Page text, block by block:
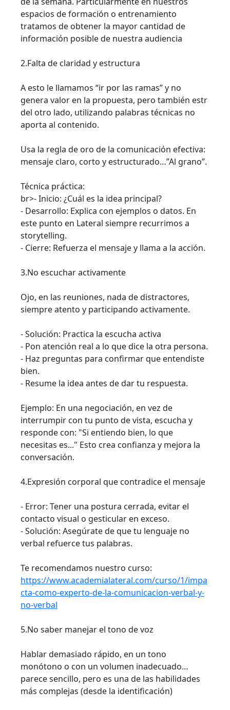
espacios de formación o entrenamiento
tratamos de obtener la mayor cantidad de
información posible de nuestra audiencia
2.Falta de claridad y estructura
A esto le llamamos “ir por las ramas” y no
genera valor en la propuesta, pero también estr
del otro lado, utilizando palabras técnicas no
aporta al contenido.
Usa la regla de oro de la comunicación efectiva:
mensaje claro, corto y estructurado…”Al grano”.
Técnica práctica:
br>- Inicio: ¿Cuál es la idea principal?
- Desarrollo: Explica con ejemplos o datos. En
este punto en Lateral siempre recurrimos a
storytelling.
- Cierre: Refuerza el mensaje y llama a la acción.
3.No escuchar activamente
Ojo, en las reuniones, nada de distractores,
siempre atento y participando activamente.
- Solución: Practica la escucha activa
- Pon atención real a lo que dice la otra persona.
- Haz preguntas para confirmar que entendiste
bien.
- Resume la idea antes de dar tu respuesta.
Ejemplo: En una negociación, en vez de
interrumpir con tu punto de vista, escucha y
responde con: "Si entiendo bien, lo que
necesitas es..." Esto crea confianza y mejora la
conversación.
4.Expresión corporal que contradice el mensaje
- Error: Tener una postura cerrada, evitar el
contacto visual o gesticular en exceso.
- Solución: Asegúrate de que tu lenguaje no
verbal refuerce tus palabras.
Te recomendamos nuestro curso:
https://www.academialateral.com/curso/1/impa
cta-como-experto-de-la-comunicacion-verbal-y-
no-verbal
5.No saber manejar el tono de voz
Hablar demasiado rápido, en un tono
monótono o con un volumen inadecuado…
parece sencillo, pero es una de las habilidades
más complejas (desde la identificación)